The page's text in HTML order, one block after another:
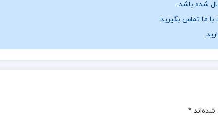
ما تماس بگیرید.
شده‌اند*